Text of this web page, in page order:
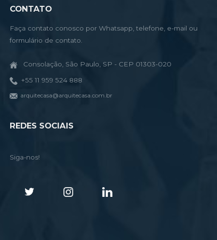
CONTATO
Faça contato conosco por Whatsapp, telefone, e-mail ou
formulário de contato.
Consolação, São Paulo, SP - CEP 01303-020
+55 11 959 524 888
arquitecasa@arquitecasa.com.br
REDES SOCIAIS
Siga-nos!